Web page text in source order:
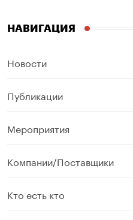
НАВИГАЦИЯ
Новости
Публикации
Мероприятия
Компании/Поставщики
Кто есть кто